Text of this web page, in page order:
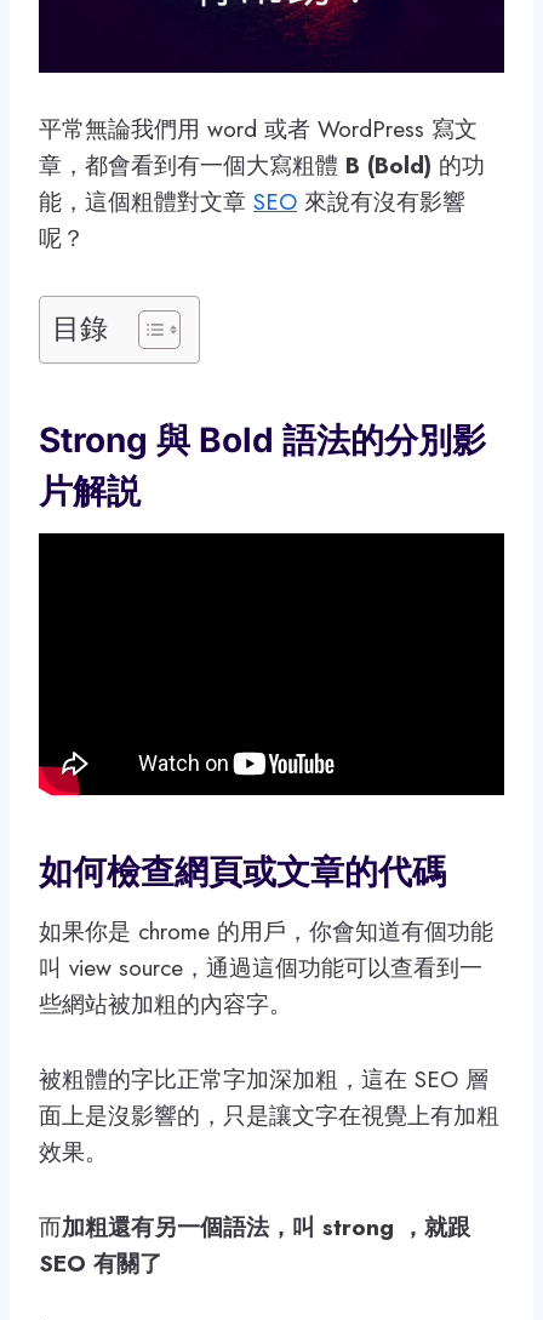
平常無論我們用 word 或者 WordPress 寫文
章，都會看到有一個大寫粗體 B (Bold) 的功
能，這個粗體對文章 SEO 來說有沒有影響
呢？
目錄
Strong 與 Bold 語法的分別影
片解説
如何檢查網頁或文章的代碼
如果你是 chrome 的用戶，你會知道有個功能
叫 view source，通過這個功能可以查看到一
些網站被加粗的內容字。
被粗體的字比正常字加深加粗，這在 SEO 層
面上是沒影響的，只是讓文字在視覺上有加粗
效果。
而加粗還有另一個語法，叫 strong ，就跟
SEO 有關了